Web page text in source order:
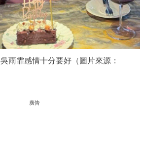
雨霏感情十分要好（圖片來源：
廣告